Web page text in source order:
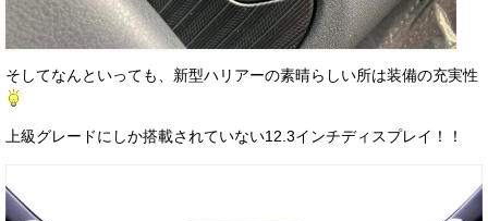
そしてなんといっても、新型ハリアーの素晴らしい所は装備の充実性
上級グレードにしか搭載されていない12.3インチディスプレイ！！